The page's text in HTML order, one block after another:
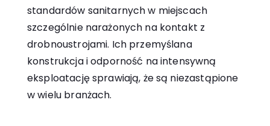
standardów sanitarnych w miejscach
szczególnie narażonych na kontakt z
drobnoustrojami. Ich przemyślana
konstrukcja i odporność na intensywną
eksploatację sprawiają, że są niezastąpione
w wielu branżach.